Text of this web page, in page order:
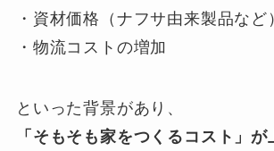
・資材価格（ナフサ由来製品など
・物流コストの増加
といった背景があり、
「そもそも家をつくるコスト」が